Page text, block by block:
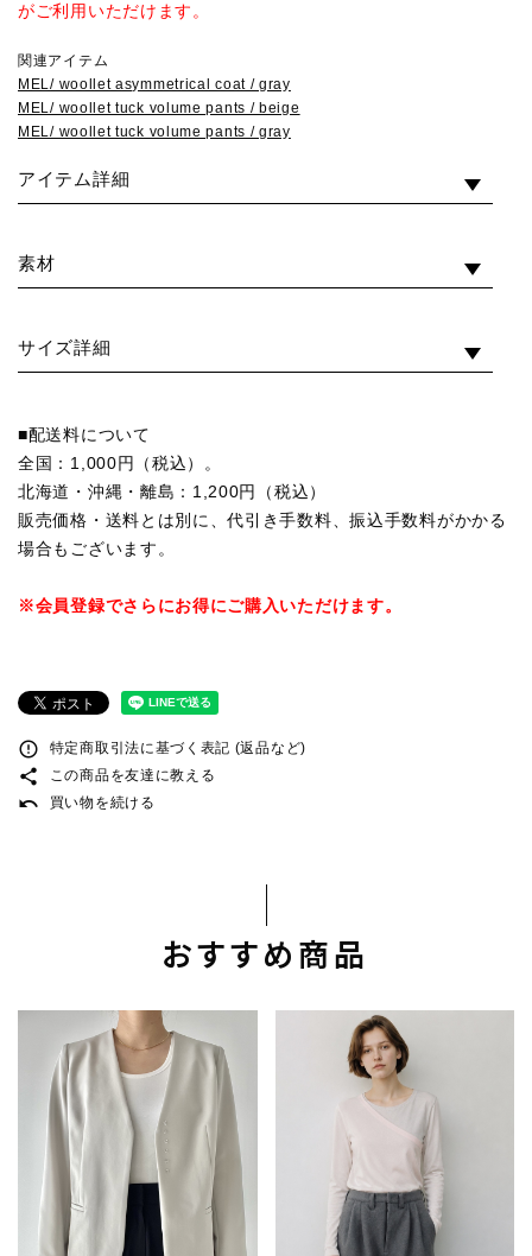
がご利用いただけます。
関連アイテム
MEL/ woollet asymmetrical coat / gray
MEL/ woollet tuck volume pants / beige
MEL/ woollet tuck volume pants / gray
アイテム詳細
素材
サイズ詳細
■配送料について
全国：1,000円（税込）。
北海道・沖縄・離島：1,200円（税込）
販売価格・送料とは別に、代引き手数料、振込手数料がかかる
場合もございます。
※会員登録でさらにお得にご購入いただけます。
error_outline 特定商取引法に基づく表記 (返品など)
share この商品を友達に教える
undo 買い物を続ける
おすすめ商品